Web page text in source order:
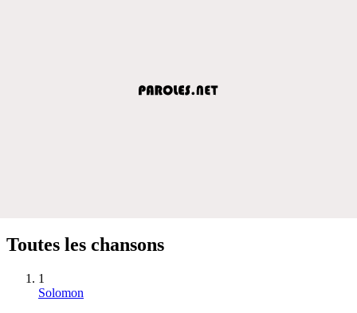
Toutes les chansons
1
Solomon